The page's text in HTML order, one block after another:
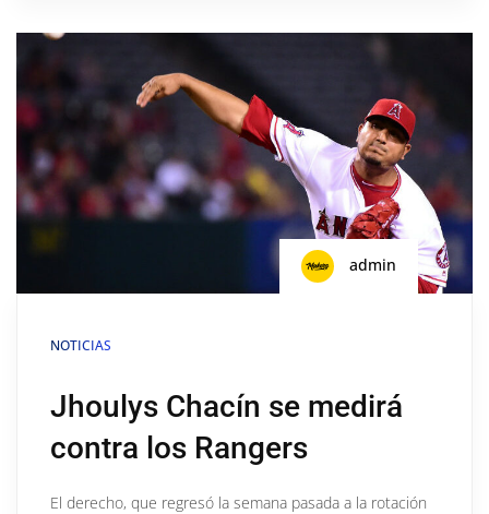
admin
NOTICIAS
Jhoulys Chacín se medirá
contra los Rangers
El derecho, que regresó la semana pasada a la rotación